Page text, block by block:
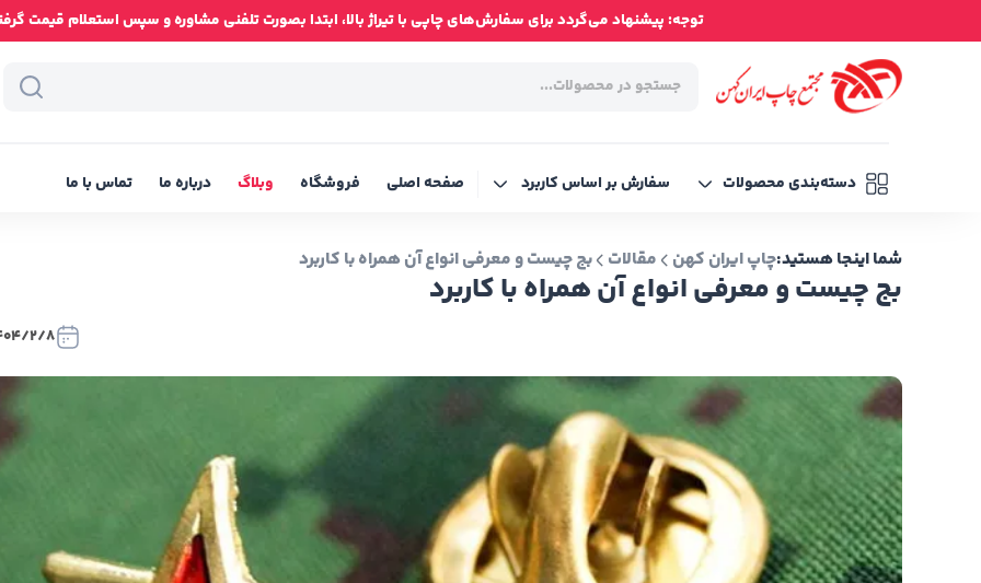
توجه: پیشنهاد می‌گردد برای سفارش‌های چاپی با تیراژ بالا، ابتدا بصورت تلفنی مشاوره و سپس استعلام قیمت گرفته
دسته‌بندی محصولات سفارش بر اساس کاربرد صفحه اصلی فروشگاه وبلاگ درباره ما تماس با ما
بج چیست و معرفی انواع آن همراه با کاربرد
شما اینجا هستید:چاپ ایران کهن مقالات بج چیست و معرفی انواع آن همراه با کاربرد
2/8